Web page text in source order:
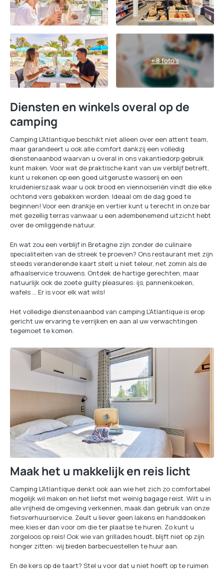
+ 8 foto's
Diensten en winkels overal op de
camping
Camping L'Atlantique beschikt niet alleen over een attent team,
maar garandeert u ook alle comfort dankzij een volledig
dienstenaanbod waarvan u overal in ons vakantiedorp gebruik
kunt maken. Voor wat de praktische kant van uw verblijf betreft,
kunt u rekenen op een goed uitgeruste wasserij en een
kruidenierszaak waar u ook brood en viennoiseriën vindt die elke
ochtend vers gebakken worden. Ideaal om de dag goed te
beginnen! Voor een drankje en vertier kunt u terecht in onze bar
met gezellig terras vanwaar u een adembenemend uitzicht hebt
over de omliggende natuur.
En wat zou een verblijf in Bretagne zijn zonder de culinaire
specialiteiten van de streek te proeven? Ons restaurant met zijn
steeds veranderende kaart stelt u niet teleur, net zomin als de
afhaalservice trouwens. Ontdek de hartige gerechten, maar
natuurlijk ook de zoete guilty pleasures: ijs, pannenkoeken,
wafels … Er is voor elk wat wils!
Het volledige dienstenaanbod van camping L'Atlantique is erop
gericht uw ervaring te verrijken en aan al uw verwachtingen
tegemoet te komen.
Maak het u makkelijk en reis licht
Camping L'Atlantique denkt ook aan wie het zich zo comfortabel
mogelijk wil maken en het liefst met weinig bagage reist. Wilt u in
alle vrijheid de omgeving verkennen, maak dan gebruik van onze
fietsverhuurservice. Zeult u liever geen lakens en handdoeken
mee, kies er dan voor om die ter plaatse te huren. Zo kunt u
zorgeloos op reis! Ook wie van grillades houdt, blijft niet op zijn
honger zitten: wij bieden barbecuestellen te huur aan.
En de kers op de taart? Stel u voor dat u niet hoeft op te ruimen